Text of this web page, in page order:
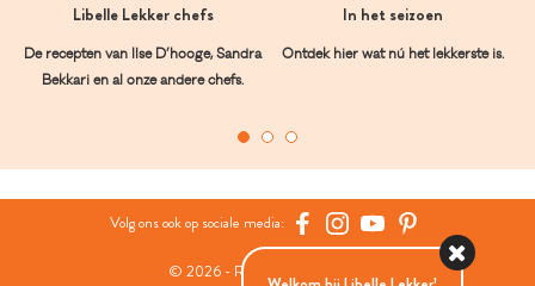
Libelle Lekker chefs
De recepten van Ilse D’hooge, Sandra
Bekkari en al onze andere chefs.
In het seizoen
Ontdek hier wat nú het lekkerste is.
Volg ons ook op sociale media:
© 2026 - Roularta Media Group